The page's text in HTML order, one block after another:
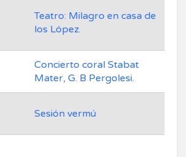
Teatro: Milagro en casa de
los López.
Concierto coral Stabat
Mater, G. B Pergolesi.
Sesión vermú